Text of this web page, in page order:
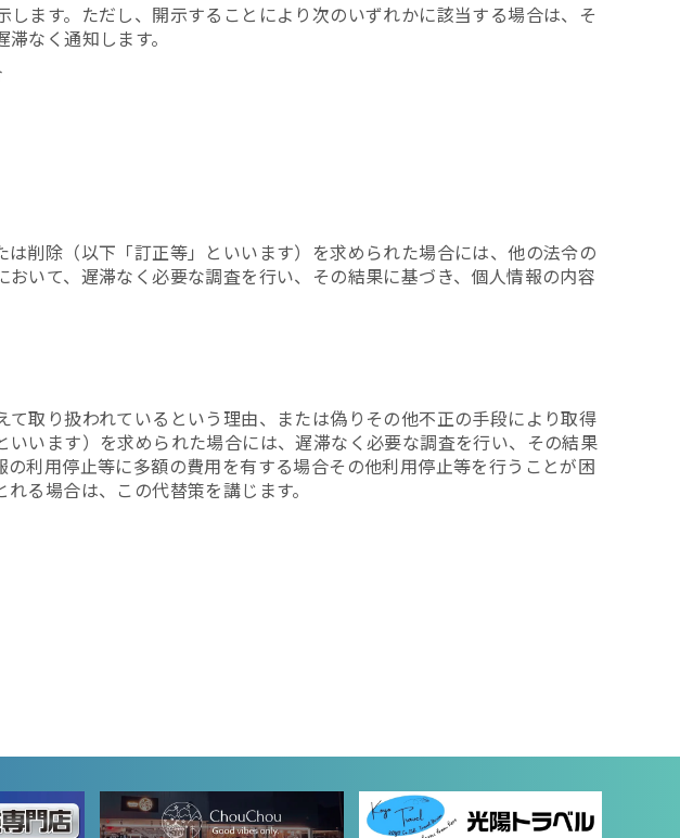
ます。ただし、開示することにより次のいずれかに該当する場合は、そ
なく通知します。
削除（以下「訂正等」といいます）を求められた場合には、他の法令の
いて、遅滞なく必要な調査を行い、その結果に基づき、個人情報の内容
取り扱われているという理由、または偽りその他不正の手段により取得
います）を求められた場合には、遅滞なく必要な調査を行い、その結果
利用停止等に多額の費用を有する場合その他利用停止等を行うことが困
る場合は、この代替策を講じます。